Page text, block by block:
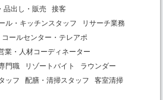
品出し・販売
接客
ル・キッチンスタッフ
リサーチ業務
コールセンター・テレアポ
業・人材コーディネーター
門職 リゾートバイト
ラウンダー
ッフ 配膳・清掃スタッフ
客室清掃